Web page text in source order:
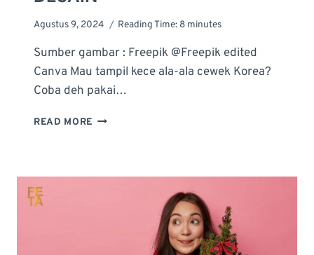
Agustus 9, 2024 Reading Time: 8 minutes
Sumber gambar : Freepik @Freepik edited
Canva Mau tampil kece ala-ala cewek Korea?
Coba deh pakai…
READ MORE TAMPIL
ART